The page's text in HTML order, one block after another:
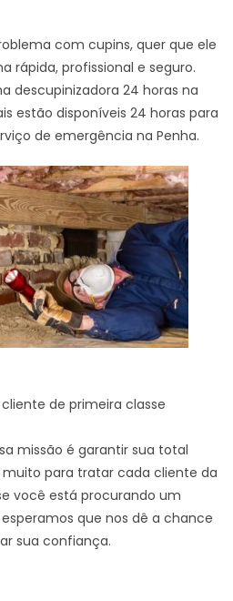
com cupins, quer que ele
rápida, profissional e seguro.
descupinizadora 24 horas na
estão disponíveis 24 horas para
de emergência na Penha.
de primeira classe
missão é garantir sua total
para tratar cada cliente da
você está procurando um
que nos dê a chance
sua confiança.